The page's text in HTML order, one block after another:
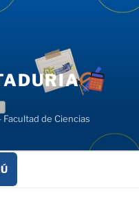
de Ciencias